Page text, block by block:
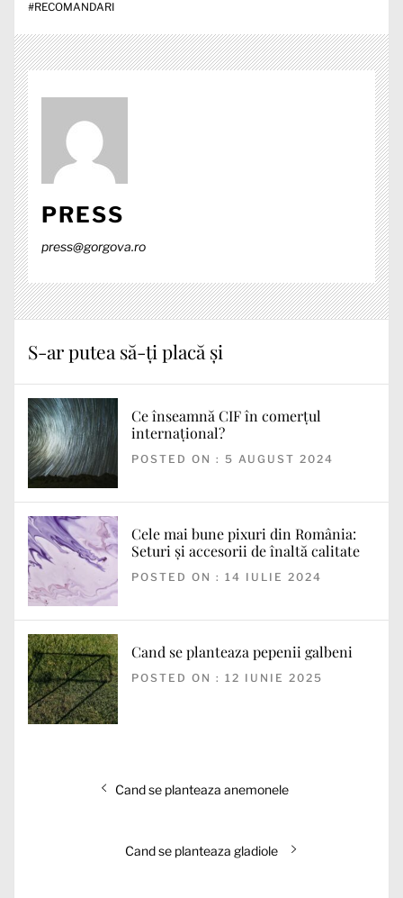
#RECOMANDARI
PRESS
press@gorgova.ro
S-ar putea să-ți placă și
Ce înseamnă CIF în comerțul
internațional?
POSTED ON : 5 AUGUST 2024
Cele mai bune pixuri din România:
Seturi și accesorii de înaltă calitate
POSTED ON : 14 IULIE 2024
Cand se planteaza pepenii galbeni
POSTED ON : 12 IUNIE 2025
Articolul
Cand se planteaza anemonele
Articolul
Cand se planteaza gladiole